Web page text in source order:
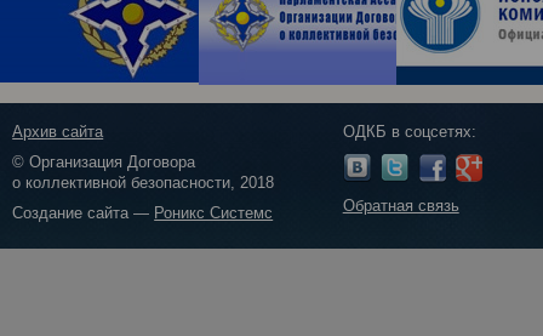
Архив сайта
© Организация Договора
о коллективной безопасности, 2018
Создание сайта — Роникс Системс
ОДКБ в соцсетях:
Обратная связь